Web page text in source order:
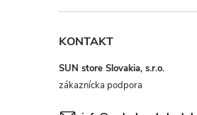
KONTAKT
SUN store Slovakia, s.r.o.